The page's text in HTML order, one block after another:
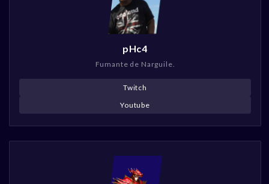
pHc4
Fumante de Narguile.
Twitch
Youtube